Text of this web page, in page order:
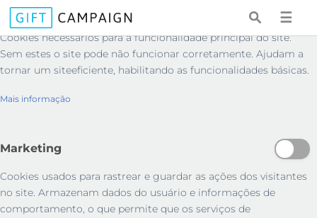
Essenciais
Cookies necessários para a funcionalidade principal do site.
Sem estes o site pode não funcionar corretamente. Ajudam a
tornar um siteeficiente, habilitando as funcionalidades básicas.
Mais informação
Marketing
Cookies usados ​​para rastrear e guardar as ações dos visitantes
no site. Armazenam dados do usuário e informações de
comportamento, o que permite que os serviços de
☰